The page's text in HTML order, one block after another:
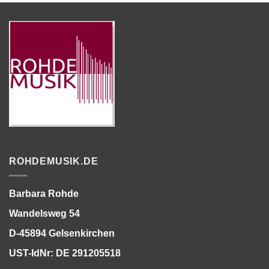
ROHDEMUSIK.DE
Barbara Rohde
Wandelsweg 54
D-45894 Gelsenkirchen
UST-IdNr: DE 291205518